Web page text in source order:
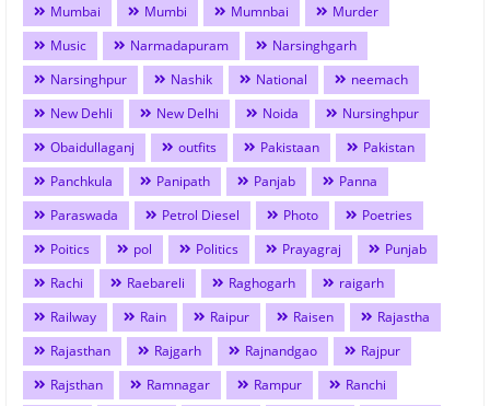
Mumbai
Mumbi Mumnbai
Murder
Music
Narmadapuram
Narsinghgarh
Narsinghpur
Nashik National
neemach
New Dehli
New Delhi Noida
Nursinghpur
Obaidullaganj
outfits Pakistaan
Pakistan
Panchkula
Panipath Panjab
Panna
Paraswada
Petrol Diesel Photo
Poetries
Poitics
pol Politics Prayagraj
Punjab
Rachi
Raebareli Raghogarh
raigarh
Railway
Rain Raipur Raisen
Rajastha
Rajasthan
Rajgarh Rajnandgao
Rajpur
Rajsthan
Ramnagar Rampur
Ranchi